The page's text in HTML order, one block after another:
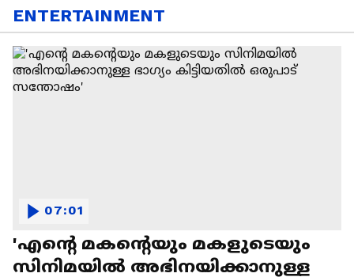
ENTERTAINMENT
'എന്റെ മകന്റെയും മകളുടെയും
സിനിമയിൽ അഭിനയിക്കാനുള്ള
07:01